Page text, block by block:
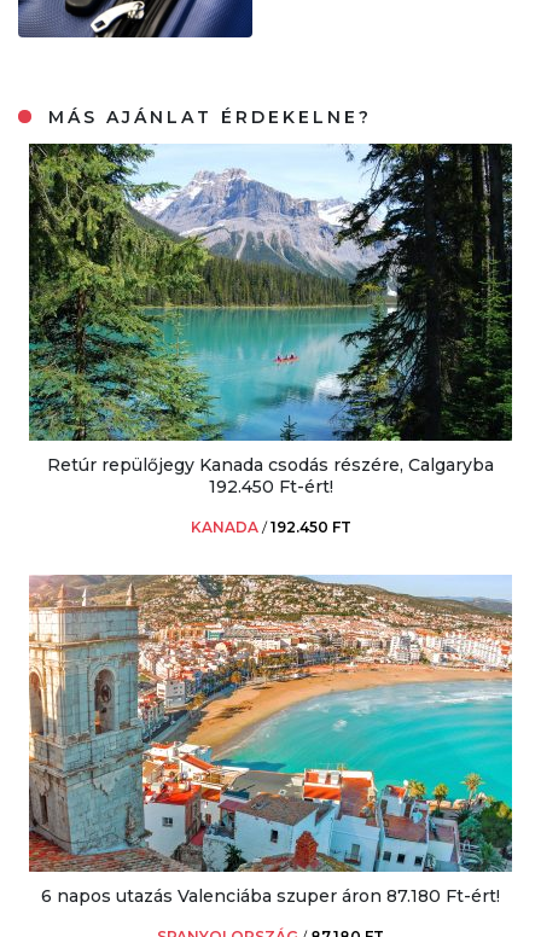
MÁS AJÁNLAT ÉRDEKELNE?
Retúr repülőjegy Kanada csodás részére, Calgaryba
192.450 Ft-ért!
KANADA /192.450 FT
6 napos utazás Valenciába szuper áron 87.180 Ft-ért!